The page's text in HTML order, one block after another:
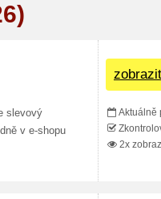
slevový
v e-shopu
Aktuálně
2x